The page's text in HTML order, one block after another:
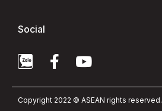
Social
Copyright 2022 © ASEAN rights reserved.